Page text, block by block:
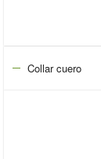
Collar cuero